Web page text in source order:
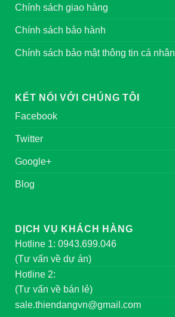
Chính sách giao hàng
Chính sách bảo hành
Chính sách bảo mật thông tin cá nhân
KẾT NỐI VỚI CHÚNG TÔI
Facebook
Twitter
Google+
Blog
DỊCH VỤ KHÁCH HÀNG
Hotline 1: 0943.699.046
(Tư vấn về dự án)
Hotline 2:
(Tư vấn về bán lẻ)
sale.thiendangvn@gmail.com